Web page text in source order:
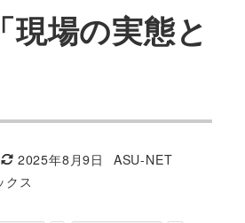
現場の実態と
更新日
2025年8月9日
著
ASU-NET
クス